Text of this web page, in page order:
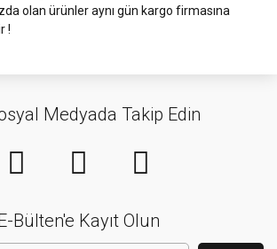
olan ürünler aynı gün kargo firmasına
!
Medyada Takip Edin
Bülten'e Kayıt Olun